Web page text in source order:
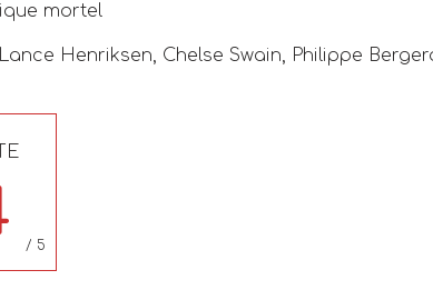
mortel
Lance Henriksen, Chelse Swain, Philippe
/ 5